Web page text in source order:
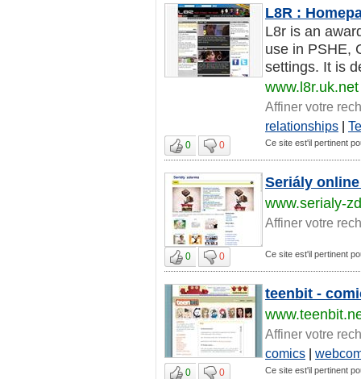
L8R :
L8r is an
use in PSHE,
settings. It is
www.l8r.uk.net
Affiner votre
relationships |
0 0 Ce site est'il pertinent
Seriály
www.serialy-
Affiner votre
0 0 Ce site est'il pertinent
teenbit -
Affiner votre
comics |
0 0 Ce site est'il pertinent